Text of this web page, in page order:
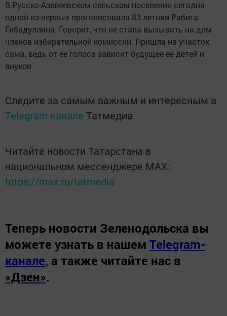
В Русско-Азелеевском сельском поселении сегодня
одной из первых проголосовала 83-летняя Рабига
Гибадуллина. Говорит, что не стала вызывать на дом
членов избирательной комиссии. Пришла на участок
сама, ведь от ее голоса зависит будущее ее детей и
внуков
Следите за самым важным и интересным в
Telegram-канале Татмедиа
Читайте новости Татарстана в
национальном мессенджере MАХ:
https://max.ru/tatmedia
Теперь новости Зеленодольска вы
можете узнать в нашем Telegram-
канале, а также читайте нас в
«Дзен».